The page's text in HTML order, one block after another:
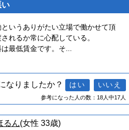
い
いうありがたい立場で働かせて頂
れるか常に心配している。
最低賃金です。そ
なりましたか？
参考になった人の数：18人中17人
るん(女性 33歳)